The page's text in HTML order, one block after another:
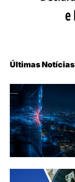
Últimas Notícias